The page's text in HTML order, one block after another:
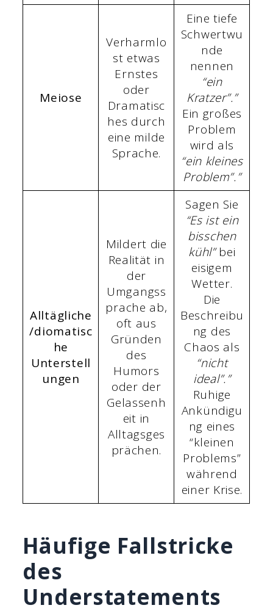
Meiose
Verharmlo
st etwas
Ernstes
oder
Dramatisc
hes durch
eine milde
Sprache.
Eine tiefe
Schwertwu
nde
nennen
“ein
Kratzer”.”
Ein großes
Problem
wird als
“ein kleines
Problem”.”
Alltägliche
/diomatisc
he
Unterstell
ungen
Mildert die
Realität in
der
Umgangss
prache ab,
oft aus
Gründen
des
Humors
oder der
Gelassenh
eit in
Alltagsges
prächen.
Sagen Sie
“Es ist ein
bisschen
kühl”bei
eisigem
Wetter.
Die
Beschreibu
ng des
Chaos als
“nicht
ideal”.”
Ruhige
Ankündigu
ng eines
“kleinen
Problems”
während
einer Krise.
Häufige Fallstricke
des
Understatements